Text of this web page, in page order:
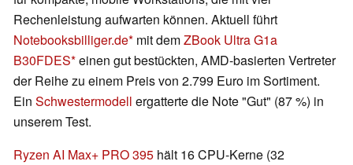
Rechenleistung aufwarten können. Aktuell führt
Notebooksbilliger.de mit demZBook Ultra G1a
B30FDES einen gut bestückten, AMD-basierten Vertreter
der Reihe zu einem Preis von 2.799 Euro im Sortiment.
Ein Schwestermodell ergatterte die Note "Gut" (87 %) in
unserem Test.
Ryzen AI Max+ PRO 395 hält 16 CPU-Kerne (32